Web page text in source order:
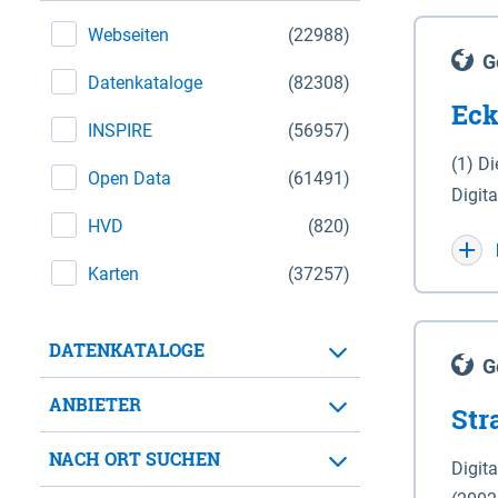
(22988)
Webseiten
(82308)
Datenkataloge
(56957)
INSPIRE
(61491)
Open Data
(820)
HVD
(37257)
Karten
DATENKATALOGE
ANBIETER
NACH ORT SUCHEN
(1)
WGS
für
der in